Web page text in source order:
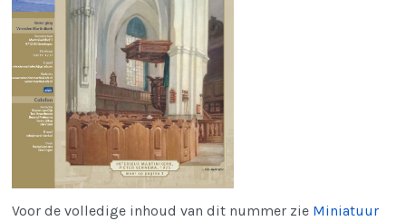
Voor de volledige inhoud van dit nummer zie Miniatuur